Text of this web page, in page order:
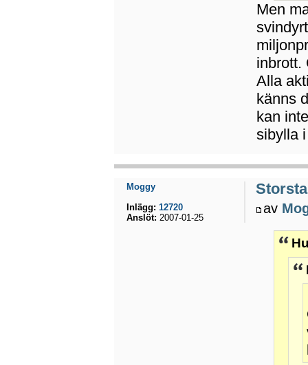
Men
inbrott.
Alla
känns
kan
sibylla
av
Moggy
Inlägg: 12720
Anslöt: 2007-01-25